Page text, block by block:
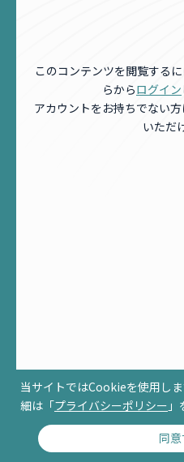
このコンテンツを閲覧する
らからログイン
アカウントをお持ちでない
いただ
© RCCM ALL
当サイトではCookieを使用し
細は「プライバシーポリシー 」
同